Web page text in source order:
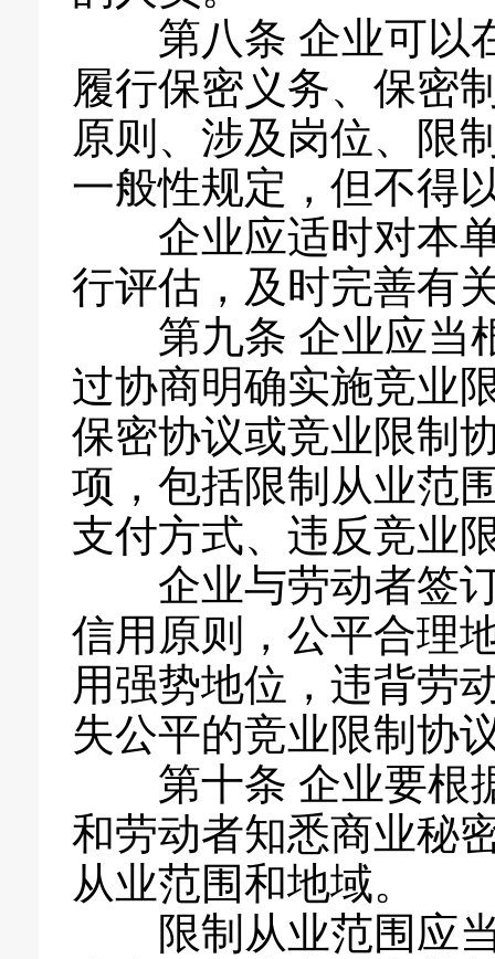
第八条 企业可以
履行保密义务、保密
原则、涉及岗位、限
一般性规定，但不得
企业应适时对本
行评估，及时完善有
第九条 企业应当
过协商明确实施竞业
保密协议或竞业限制
项，包括限制从业范
支付方式、违反竞业
企业与劳动者签
信用原则，公平合理
用强势地位，违背劳
失公平的竞业限制协
第十条 企业要根
和劳动者知悉商业秘
从业范围和地域。
限制从业范围应